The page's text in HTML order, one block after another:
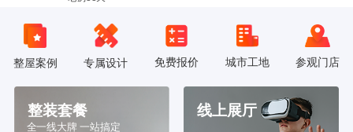
整屋案例 专属设计 免费报价 城市工地 参观门店
整装套餐
全一线大牌 一站搞定
线上展厅